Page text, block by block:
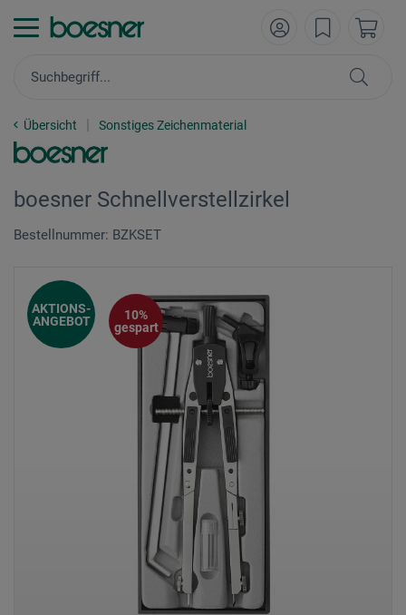
Übersicht Sonstiges Zeichenmaterial
boesner Schnellverstellzirkel
Bestellnummer: BZKSET
AKTIONS-
ANGEBOT
10%
gespart